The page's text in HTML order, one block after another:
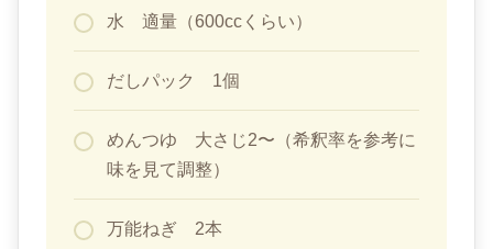
水 適量（600ccくらい）
だしパック 1個
めんつゆ 大さじ2〜（希釈率を参考に
味を見て調整）
万能ねぎ 2本